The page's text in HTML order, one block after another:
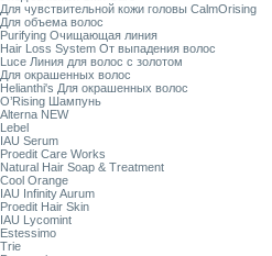
Для чувствительной кожи головы CalmOrising
Для объема волос
Purifying Очищающая линия
Hair Loss System От выпадения волос
Luce Линия для волос с золотом
Для окрашенных волос
Helianthi's Для окрашенных волос
O’Rising Шампунь
Alterna NEW
Lebel
IAU Serum
Proedit Care Works
Natural Hair Soap & Treatment
Cool Orange
IAU Infinity Aurum
Proedit Hair Skin
IAU Lycomint
Estessimo
Trie